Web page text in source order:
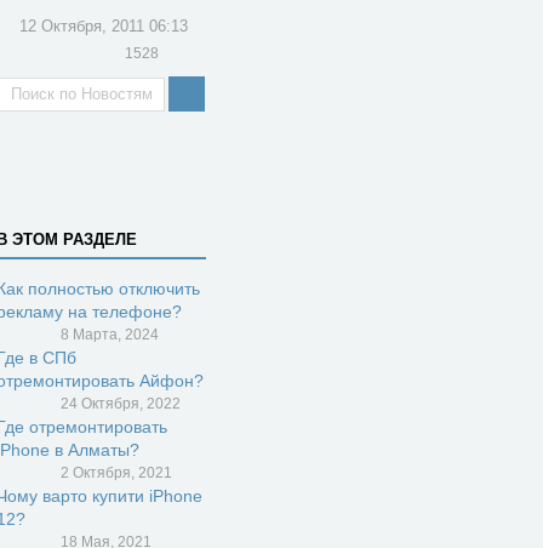
12 Октября, 2011 06:13
1528
ЭТОМ РАЗДЕЛЕ
полностью отключить
на телефоне?
8 Марта, 2024
в СПб
Айфон?
24 Октября, 2022
отремонтировать
в Алматы?
2 Октября, 2021
варто купити iPhone
18 Мая, 2021